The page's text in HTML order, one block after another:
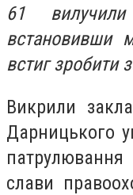
61
встановивши
встиг зробити
Викрили
Дарницького
слави